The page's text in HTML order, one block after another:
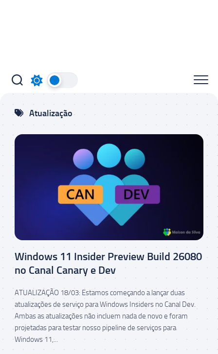
Atualização
Windows 11 Insider Preview Build 26080
no Canal Canary e Dev
ATUALIZAÇÃO 18/03: Estamos começando a lançar duas
atualizações de serviço para Windows Insiders no Canal Dev.
Ambas as atualizações não incluem nada de novo e foram
projetadas para testar nosso pipeline de serviços para
Windows 11,...